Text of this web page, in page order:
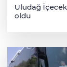
Uludağ
oldu